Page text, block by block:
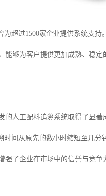
为超过1500家企业提供系统支持
够为客户提供更加成熟、稳
的人工配料追溯系统取得了显著
间从原先的数小时缩短至几
强了企业在市场中的信誉与竞争